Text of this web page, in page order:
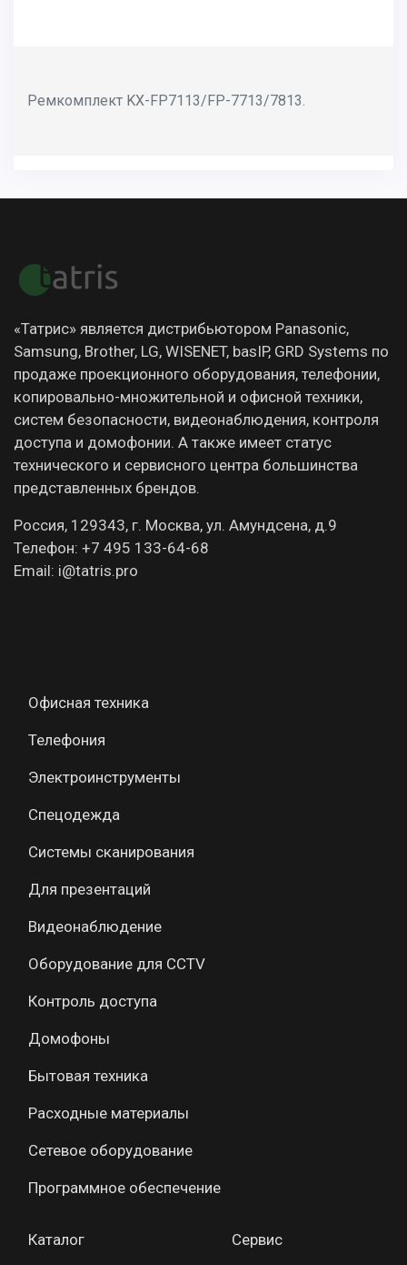
Ремкомплект KX-FP7113/FP-7713/7813.
«Татрис» является дистрибьютором Panasonic,
Samsung, Brother, LG, WISENET, basIP, GRD Systems по
продаже проекционного оборудования, телефонии,
копировально-множительной и офисной техники,
систем безопасности, видеонаблюдения, контроля
доступа и домофонии. А также имеет статус
технического и сервисного центра большинства
представленных брендов.
Россия, 129343, г. Москва, ул. Амундсена, д.9
Телефон: +7 495 133-64-68
Email: i@tatris.pro
Офисная техника
Телефония
Электроинструменты
Спецодежда
Системы сканирования
Для презентаций
Видеонаблюдение
Оборудование для CCTV
Контроль доступа
Домофоны
Бытовая техника
Расходные материалы
Сетевое оборудование
Программное обеспечение
Каталог Сервис